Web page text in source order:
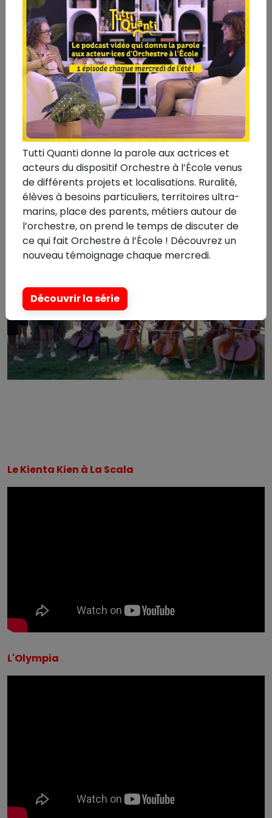
en octobre 2020
Invité par l’Orchestre National de Bretagne à jouer
aux côtés du violoniste Hugues Borsarello, le vendredi
23 octobre 2020 à Rennes, Gautier Capuçon a alors
proposé aux jeunes de l’orchestre à l’école d’Evron de
les rejoindre sur la scène du Couvent des Jacobins
pour 2 concerts.
Un été en France - 1
édition juillet 2020
Pour son premier Tour de France des villages et
petites villes, Gautier a rencontré et joué avec les
musiciens des orchestres à l'école de :
- Bourbon-L'Archambault à Chouvigny,
- Beausoleil et de Cannes à Nice,
- Arles et de Brignoles à Brignoles.
Le Kienta Kien à La Scala
L'Olympia
Tutti Quanti donne la parole aux actrices et
acteurs du dispositif Orchestre à l’École venus
de différents projets et localisations. Ruralité,
élèves à besoins particuliers, territoires ultra-
marins, place des parents, métiers autour de
l’orchestre, on prend le temps de discuter de
ce qui fait Orchestre à l’École ! Découvrez un
nouveau témoignage chaque mercredi.
Découvrir la série